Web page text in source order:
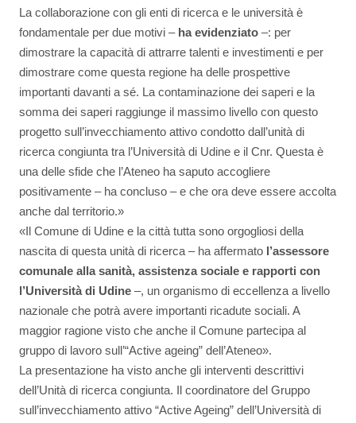
La collaborazione con gli enti di ricerca e le università è
fondamentale per due motivi – ha evidenziato –: per
dimostrare la capacità di attrarre talenti e investimenti e per
dimostrare come questa regione ha delle prospettive
importanti davanti a sé. La contaminazione dei saperi e la
somma dei saperi raggiunge il massimo livello con questo
progetto sull’invecchiamento attivo condotto dall’unità di
ricerca congiunta tra l’Università di Udine e il Cnr. Questa è
una delle sfide che l’Ateneo ha saputo accogliere
positivamente – ha concluso – e che ora deve essere accolta
anche dal territorio.»
«Il Comune di Udine e la città tutta sono orgogliosi della
nascita di questa unità di ricerca – ha affermato l’assessore
comunale alla sanità, assistenza sociale e rapporti con
l’Università di Udine –, un organismo di eccellenza a livello
nazionale che potrà avere importanti ricadute sociali. A
maggior ragione visto che anche il Comune partecipa al
gruppo di lavoro sull’“Active ageing” dell’Ateneo».
La presentazione ha visto anche gli interventi descrittivi
dell’Unità di ricerca congiunta. Il coordinatore del Gruppo
sull’invecchiamento attivo “Active Ageing” dell’Università di